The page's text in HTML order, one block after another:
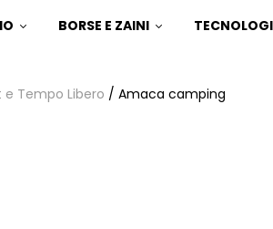
BORSE E ZAINI
e Tempo Libero / Amaca camping